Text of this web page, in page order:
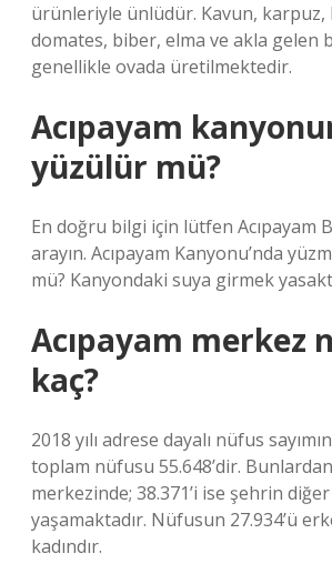
ürünleriyle ünlüdür. Kavun, karpuz,
domates, biber, elma ve akla gelen
genellikle ovada üretilmektedir.
Acıpayam
yüzülür mü?
En doğru bilgi için lütfen Acıpayam
arayın. Acıpayam Kanyonu’nda
mü? Kanyondaki suya girmek
Acıpayam merkez
kaç?
2018 yılı adrese dayalı nüfus
toplam nüfusu 55.648’dir. Bunlardan
merkezinde; 38.371’i ise şehrin
yaşamaktadır. Nüfusun 27.934’ü
kadındır.